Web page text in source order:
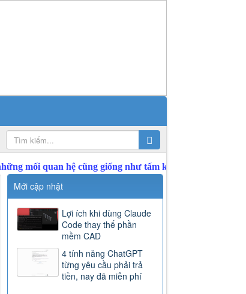
Mới cập nhật
Lợi ích khi dùng Claude
Code thay thế phần
mềm CAD
4 tính năng ChatGPT
từng yêu cầu phải trả
tiền, nay đã miễn phí